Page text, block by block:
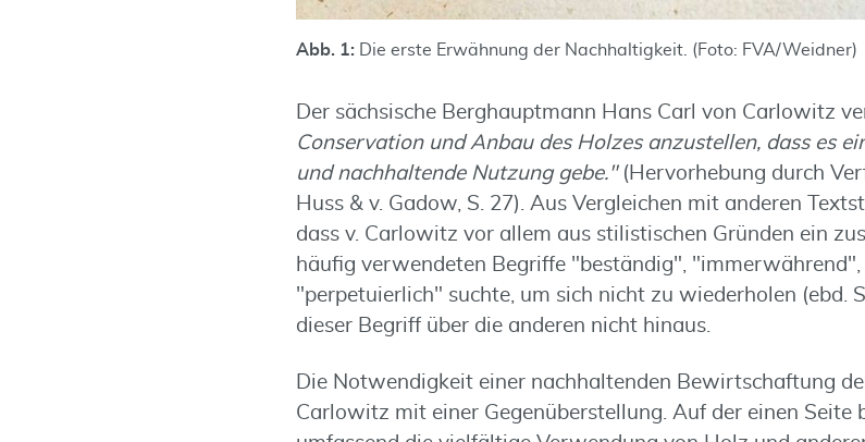
Abb. 1: Die erste Erwähnung der Nachhaltigkeit. (Foto: FVA/Weidner)
Der sächsische Berghauptmann Hans Carl von Carlowitz
Conservation und Anbau des Holzes anzustellen, dass es
und nachhaltende Nutzung gebe."(Hervorhebung durch
Huss & v. Gadow, S. 27). Aus Vergleichen mit anderen
dass v. Carlowitz vor allem aus stilistischen Gründen ein
häufig verwendeten Begriffe "beständig",
"perpetuierlich" suchte, um sich nicht zu wiederholen (ebd.
dieser Begriff über die anderen nicht hinaus.
Die Notwendigkeit einer nachhaltenden Bewirtschaftung
Carlowitz mit einer Gegenüberstellung. Auf der einen Seite